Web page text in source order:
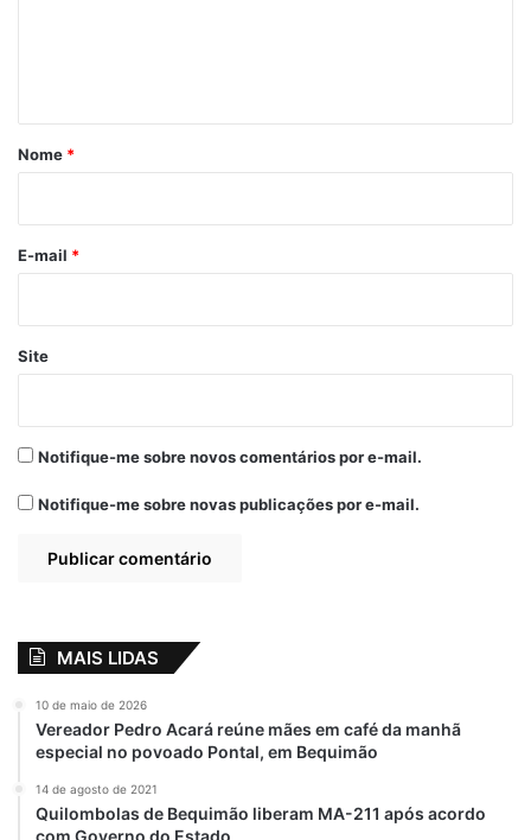
r
*
Nome *
E-mail *
Site
Notifique-me sobre novos comentários por e-mail.
Notifique-me sobre novas publicações por e-mail.
MAIS LIDAS
10 de maio de 2026
Vereador Pedro Acará reúne mães em café da manhã
especial no povoado Pontal, em Bequimão
14 de agosto de 2021
Quilombolas de Bequimão liberam MA-211 após acordo